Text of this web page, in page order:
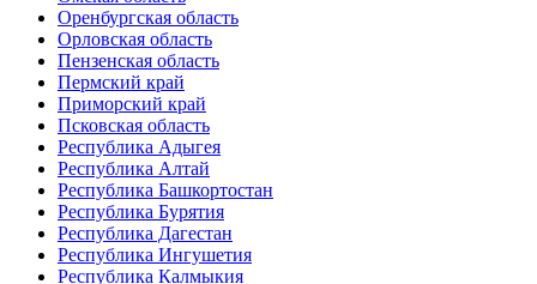
Оренбургская область
Орловская область
Пензенская область
Пермский край
Приморский край
Псковская область
Республика Адыгея
Республика Алтай
Республика Башкортостан
Республика Бурятия
Республика Дагестан
Республика Ингушетия
Республика Калмыкия